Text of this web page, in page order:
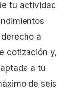
tu actividad
a
cotización y,
a tu
de seis